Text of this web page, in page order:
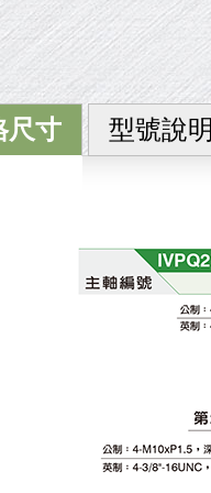
尺寸 型號說明